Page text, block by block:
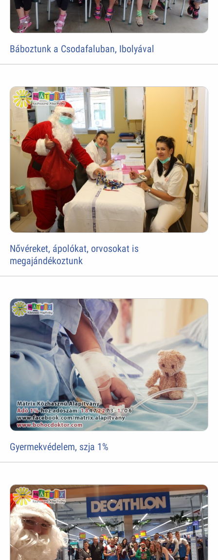
Báboztunk a Csodafaluban, Ibolyával
Nővéreket, ápolókat, orvosokat is
megajándékoztunk
Gyermekvédelem, szja 1%